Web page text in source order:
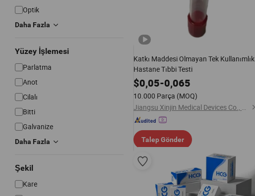
Optik
Daha Fazla
Yüzey İşlemesi
Parlatma
Anot
Cilalı
Bitti
Galvanize
Daha Fazla
Şekil
Kare
Katkı Maddesi Olmayan Tek Kullanımlık
Hastane Tıbbi Testi
$0,05-0,065
10.000 Parça (MOQ)
Jiangsu Xinjin Medical Devices Co., Ltd.
Talep Gönder